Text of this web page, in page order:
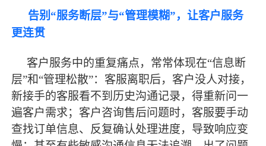
告别 “服务断层”与“管理模糊”，让客户服务
更连贯
客户服务中的重复痛点，常常体现在“信息断
层”和“管理松散”：客服离职后，客户没人对接，
新接手的客服看不到历史沟通记录，得重新问一
遍客户需求；客户咨询售后问题时，客服要手动
查找订单信息、反复确认处理进度，导致响应变